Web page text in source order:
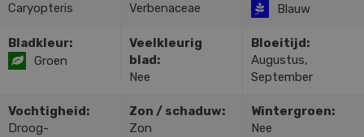
Caryopteris
Verbenaceae
Blauw
Bladkleur:
Groen
Veelkleurig
blad:
Nee
Bloeitijd:
Augustus,
September
Vochtigheid:
Droog-
Zon / schaduw:
Zon
Wintergroen:
Nee